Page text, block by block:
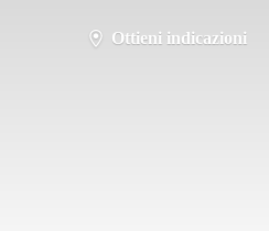
Ottieni indicazioni